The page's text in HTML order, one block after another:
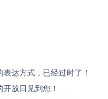
达方式，已经过时了！
放日见到您！